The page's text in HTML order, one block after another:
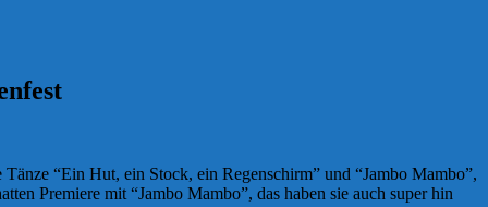
“Ein Hut, ein Stock, ein Regenschirm” und “Jambo Mambo”,
Premiere mit “Jambo Mambo”, das haben sie auch super hin